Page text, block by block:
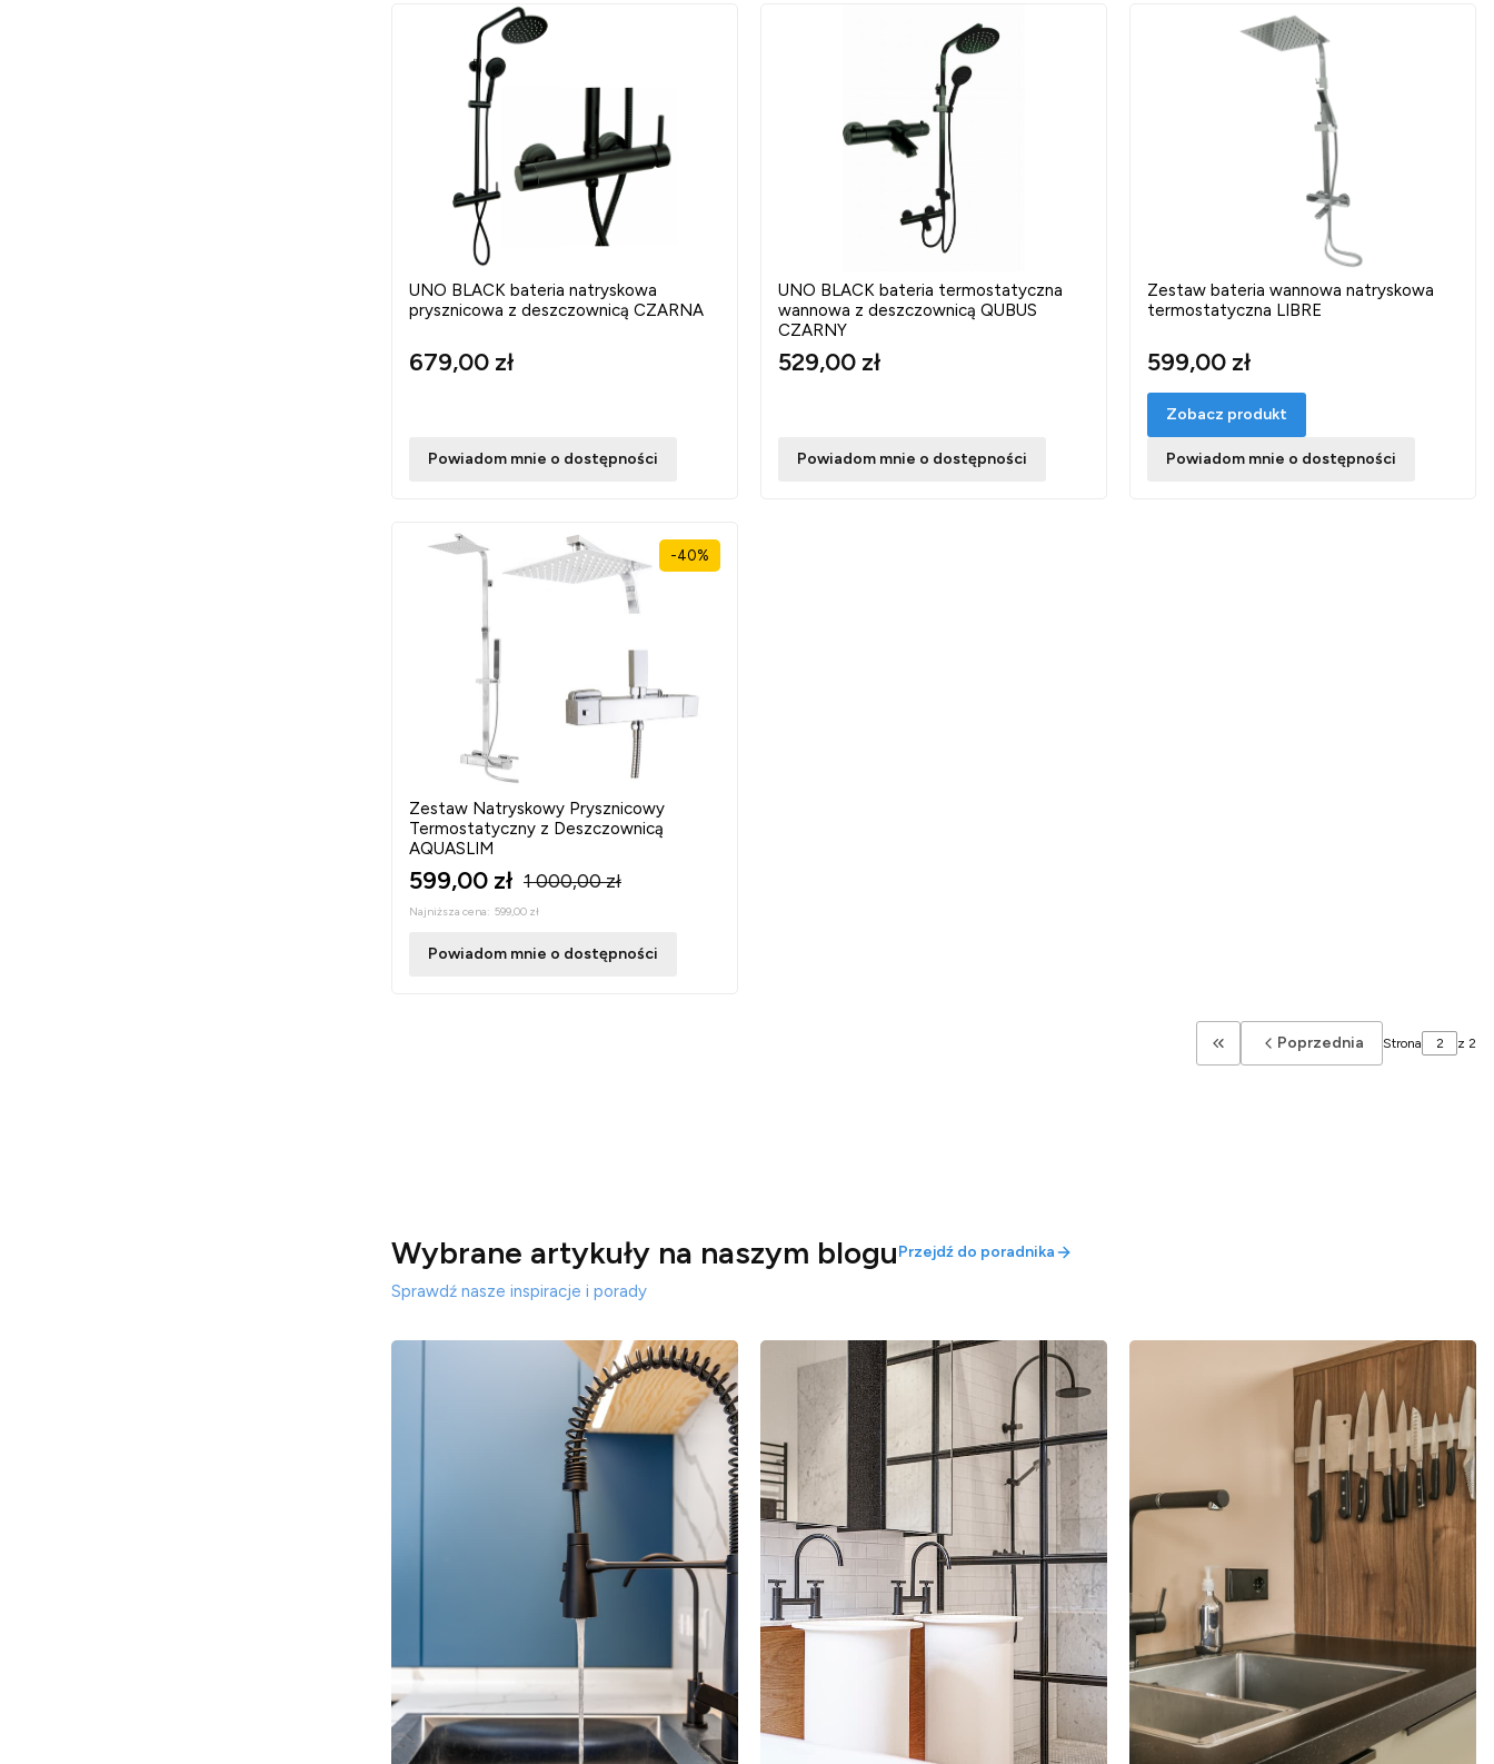
UNO BLACK bateria natryskowa
prysznicowa z deszczownicą CZARNA
679,00 zł
Powiadom mnie o dostępności
UNO BLACK bateria termostatyczna
wannowa z deszczownicą QUBUS
CZARNY
529,00 zł
Powiadom mnie o dostępności
Zestaw bateria wannowa natryskowa
termostatyczna LIBRE
599,00 zł
Zobacz produkt
Powiadom mnie o dostępności
-40%
Zestaw Natryskowy Prysznicowy
Termostatyczny z Deszczownicą
AQUASLIM
599,00 zł 1 000,00 zł
Najniższa cena: 599,00 zł
Powiadom mnie o dostępności
Wróć do pierwszej strony z
Poprzednia Strona z 2
Wybrane artykuły na naszym bloguPrzejdź do poradnika
Sprawdź nasze inspiracje i porady